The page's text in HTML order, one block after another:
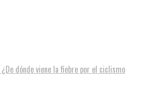
dónde viene la fiebre por el ciclismo